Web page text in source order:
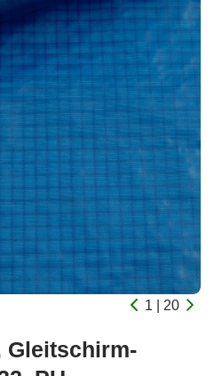
1 | 20
Gleitschirm-